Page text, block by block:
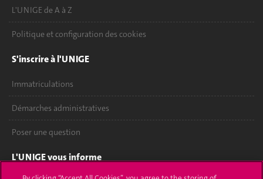
L'UNIGE de A à Z
Politique et configuration des cookies
S'inscrire à l'UNIGE
Immatriculations
Démarches administratives
Poser une question
L'UNIGE vous informe